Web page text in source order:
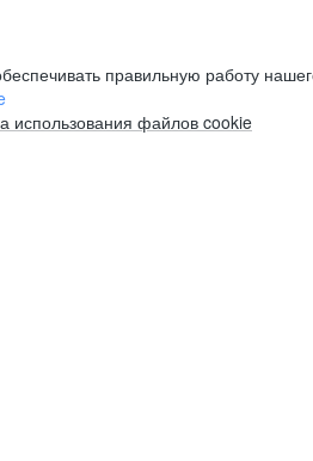
правильную работу
использования файлов cookie